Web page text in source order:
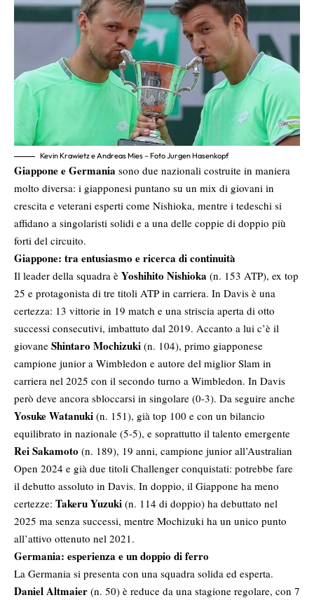
Kevin Krawietz e Andreas Mies – Foto Jurgen Hasenkopf
Giappone e Germania sono due nazionali costruite in maniera
molto diversa: i giapponesi puntano su un mix di giovani in
crescita e veterani esperti come Nishioka, mentre i tedeschi si
affidano a singolaristi solidi e a una delle coppie di doppio più
forti del circuito.
Giappone: tra entusiasmo e ricerca di continuità
Il leader della squadra è Yoshihito Nishioka (n. 153 ATP), ex top
25 e protagonista di tre titoli ATP in carriera. In Davis è una
certezza: 13 vittorie in 19 match e una striscia aperta di otto
successi consecutivi, imbattuto dal 2019. Accanto a lui c’è il
giovane Shintaro Mochizuki (n. 104), primo giapponese
campione junior a Wimbledon e autore del miglior Slam in
carriera nel 2025 con il secondo turno a Wimbledon. In Davis
però deve ancora sbloccarsi in singolare (0-3). Da seguire anche
Yosuke Watanuki (n. 151), già top 100 e con un bilancio
equilibrato in nazionale (5-5), e soprattutto il talento emergente
Rei Sakamoto (n. 189), 19 anni, campione junior all’Australian
Open 2024 e già due titoli Challenger conquistati: potrebbe fare
il debutto assoluto in Davis. In doppio, il Giappone ha meno
certezze: Takeru Yuzuki (n. 114 di doppio) ha debuttato nel
2025 ma senza successi, mentre Mochizuki ha un unico punto
all’attivo ottenuto nel 2021.
Germania: esperienza e un doppio di ferro
La Germania si presenta con una squadra solida ed esperta.
Daniel Altmaier (n. 50) è reduce da una stagione regolare, con 7